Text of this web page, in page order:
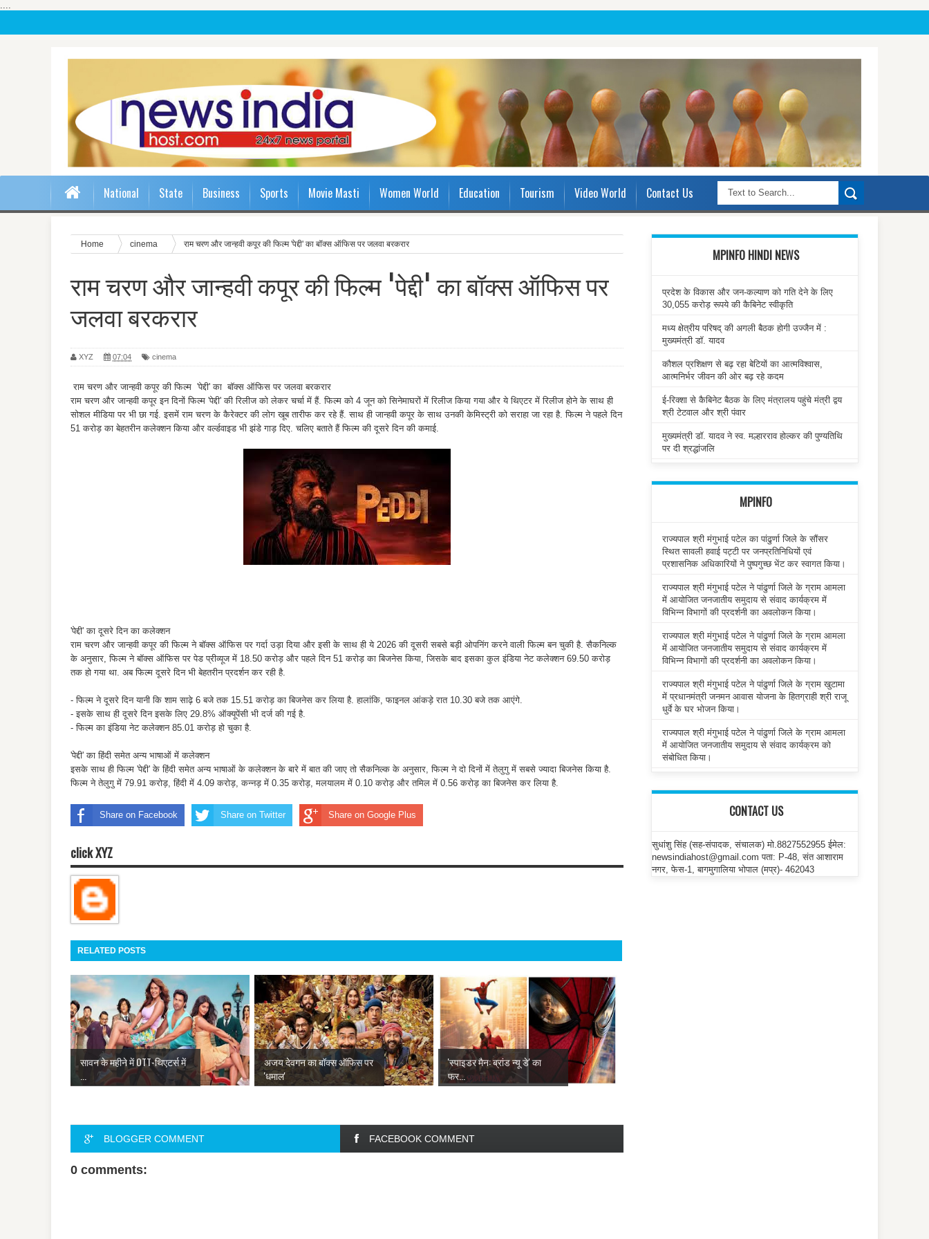
....
National State Business Sports Movie Masti Women World Education Tourism Video World Contact Us
Home cinema राम चरण और जान्हवी कपूर की फिल्म 'पेद्दी' का बॉक्स ऑफिस पर जलवा बरकरार
राम चरण और जान्हवी कपूर की फिल्म 'पेद्दी' का बॉक्स ऑफिस पर
जलवा बरकरार
XYZ 07:04 cinema
राम चरण और जान्हवी कपूर की फिल्म 'पेद्दी' का बॉक्स ऑफिस पर जलवा बरकरार
राम चरण और जान्हवी कपूर इन दिनों फिल्म 'पेद्दी' की रिलीज को लेकर चर्चा में हैं. फिल्म को 4 जून को सिनेमाघरों में रिलीज किया गया और ये थिएटर में रिलीज होने के साथ ही
सोशल मीडिया पर भी छा गई. इसमें राम चरण के कैरेक्टर की लोग खूब तारीफ कर रहे हैं. साथ ही जान्हवी कपूर के साथ उनकी केमिस्ट्री को सराहा जा रहा है. फिल्म ने पहले दिन
51 करोड़ का बेहतरीन कलेक्शन किया और वर्ल्डवाइड भी झंडे गाड़ दिए. चलिए बताते हैं फिल्म की दूसरे दिन की कमाई.
'पेद्दी' का दूसरे दिन का कलेक्शन
राम चरण और जान्हवी कपूर की फिल्म ने बॉक्स ऑफिस पर गर्दा उड़ा दिया और इसी के साथ ही ये 2026 की दूसरी सबसे बड़ी ओपनिंग करने वाली फिल्म बन चुकी है. सैकनिल्क
के अनुसार, फिल्म ने बॉक्स ऑफिस पर पेड प्रीव्यूज में 18.50 करोड़ और पहले दिन 51 करोड़ का बिजनेस किया, जिसके बाद इसका कुल इंडिया नेट कलेक्शन 69.50 करोड़
तक हो गया था. अब फिल्म दूसरे दिन भी बेहतरीन प्रदर्शन कर रही है.
- फिल्म ने दूसरे दिन यानी कि शाम साढ़े 6 बजे तक 15.51 करोड़ का बिजनेस कर लिया है. हालांकि, फाइनल आंकड़े रात 10.30 बजे तक आएंगे.
- इसके साथ ही दूसरे दिन इसके लिए 29.8% ऑक्यूपेंसी भी दर्ज की गई है.
- फिल्म का इंडिया नेट कलेक्शन 85.01 करोड़ हो चुका है.
'पेद्दी' का हिंदी समेत अन्य भाषाओं में कलेक्शन
इसके साथ ही फिल्म 'पेद्दी' के हिंदी समेत अन्य भाषाओं के कलेक्शन के बारे में बात की जाए तो सैकनिल्क के अनुसार, फिल्म ने दो दिनों में तेलुगु में सबसे ज्यादा बिजनेस किया है.
फिल्म ने तेलुगु में 79.91 करोड़, हिंदी में 4.09 करोड़, कन्नड़ में 0.35 करोड़, मलयालम में 0.10 करोड़ और तमिल में 0.56 करोड़ का बिजनेस कर लिया है.
Share on Facebook Share on Twitter Share on Google Plus
click XYZ
RELATED POSTS
सावन के महीने में OTT-थिएटर्स में
अजय देवगन का बॉक्स ऑफिस पर
'धमाल'
'स्पाइडर मैन: ब्रांड न्यू डे' का
फर...
BLOGGER COMMENT FACEBOOK COMMENT
0 comments:
MPINFO HINDI NEWS
प्रदेश के विकास और जन-कल्याण को गति देने के लिए
30,055 करोड़ रूपये की कैबिनेट स्वीकृति
मध्य क्षेत्रीय परिषद् की अगली बैठक होगी उज्जैन में :
मुख्यमंत्री डॉ. यादव
कौशल प्रशिक्षण से बढ़ रहा बेटियों का आत्मविश्वास,
आत्मनिर्भर जीवन की ओर बढ़ रहे कदम
ई-रिक्शा से कैबिनेट बैठक के लिए मंत्रालय पहुंचे मंत्री द्वय
श्री टेटवाल और श्री पंवार
मुख्यमंत्री डॉ. यादव ने स्व. मल्हारराव होल्कर की पुण्यतिथि
पर दी श्रद्धांजलि
MPINFO
राज्यपाल श्री मंगुभाई पटेल का पांढुर्णा जिले के सौंसर
स्थित सावली हवाई पट्टी पर जनप्रतिनिधियों एवं
प्रशासनिक अधिकारियों ने पुष्पगुच्छ भेंट कर स्वागत किया।
राज्यपाल श्री मंगुभाई पटेल ने पांढुर्णा जिले के ग्राम आमला
में आयोजित जनजातीय समुदाय से संवाद कार्यक्रम में
विभिन्न विभागों की प्रदर्शनी का अवलोकन किया।
राज्यपाल श्री मंगुभाई पटेल ने पांढुर्णा जिले के ग्राम आमला
में आयोजित जनजातीय समुदाय से संवाद कार्यक्रम में
विभिन्न विभागों की प्रदर्शनी का अवलोकन किया।
राज्यपाल श्री मंगुभाई पटेल ने पांढुर्णा जिले के ग्राम खुटामा
में प्रधानमंत्री जनमन आवास योजना के हितग्राही श्री राजू
धुर्वे के घर भोजन किया।
राज्यपाल श्री मंगुभाई पटेल ने पांढुर्णा जिले के ग्राम आमला
में आयोजित जनजातीय समुदाय से संवाद कार्यक्रम को
संबोधित किया।
CONTACT US
सुधांशु सिंह (सह-संपादक, संचालक) मो.8827552955 ईमेल:
newsindiahost@gmail.com पता: P-48, संत आशाराम
नगर, फेस-1, बागमुगालिया भोपाल (मप्र)- 462043